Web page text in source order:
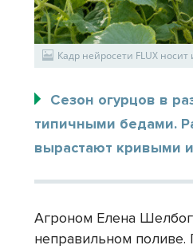
Кадр нейросети FLUX
Сезон огурцов в
типичными бедами.
вырастают кривыми
Агроном Елена
неправильном поливе.